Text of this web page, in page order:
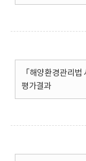
「해양환경관리
평가결과